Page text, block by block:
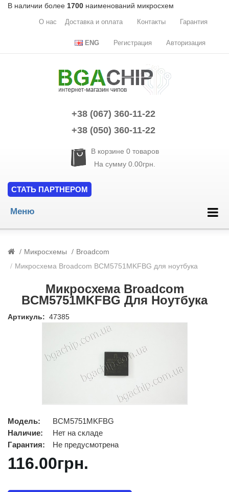
В наличии более 1700 наименований микросхем
О нас Доставка и оплата Контакты Гарантия
ENG Регистрация Авторизация
+38 (067) 360-11-22
+38 (050) 360-11-22
В корзине 0товаров
На сумму 0.00грн.
СТАТЬ ПАРТНЕРОМ
Меню
Микросхемы
Broadcom
Микросхема Broadcom BCM5751MKFBG для ноутбука
Микросхема Broadcom
BCM5751MKFBG Для Ноутбука
Артикуль: 47385
Модель:
BCM5751MKFBG
Наличие:
Нет на складе
Гарантия:
Не предусмотрена
116.00грн.